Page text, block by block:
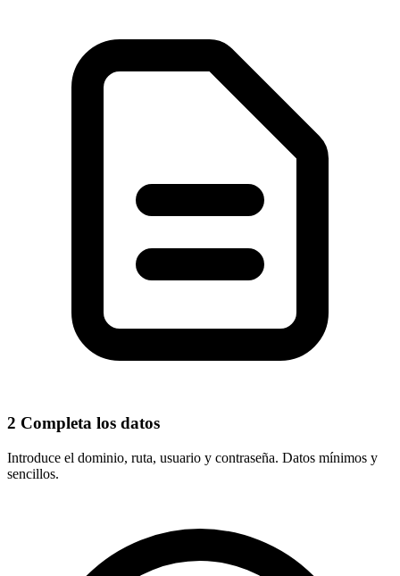
2 Completa los datos
Introduce el dominio, ruta, usuario y contraseña. Datos mínimos y
sencillos.